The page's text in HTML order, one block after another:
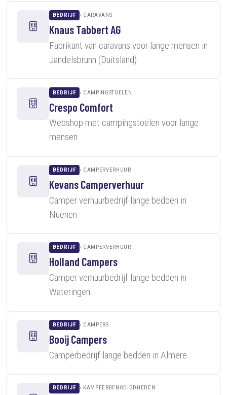
BEDRIJF CARAVANS
Knaus Tabbert AG
Fabrikant van caravans voor lange mensen in
Jandelsbrunn (Duitsland)
BEDRIJF CAMPINGSTOELEN
Crespo Comfort
Webshop met campingstoelen voor lange
mensen
BEDRIJF CAMPERVERHUUR
Kevans Camperverhuur
Camper verhuurbedrijf lange bedden in
Nuenen
BEDRIJF CAMPERVERHUUR
Holland Campers
Camper verhuurbedrijf lange bedden in
Wateringen
BEDRIJF CAMPERS
Booij Campers
Camperbedrijf lange bedden in Almere
BEDRIJF KAMPEERBENODIGDHEDEN